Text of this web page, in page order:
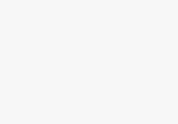
na podstawie art. 17 RODO, w przypadku
w inny sposób przetwarzane,
osobowych, która jest podstawą
wynikającego z przepisów prawa;